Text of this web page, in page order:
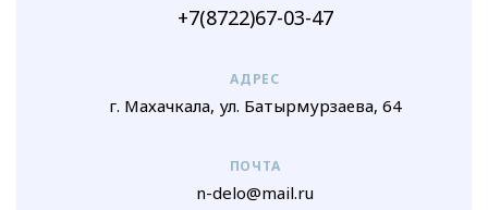
+7(8722)67-03-47
АДРЕС
г. Махачкала, ул. Батырмурзаева, 64
ПОЧТА
n-delo@mail.ru